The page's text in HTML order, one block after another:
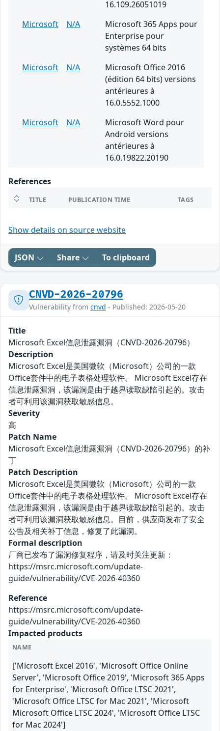
16.109.26051019
Microsoft
N/A
Microsoft 365 Apps pour
Enterprise pour
systèmes 64 bits
Microsoft
N/A
Microsoft Office 2016
(édition 64 bits) versions
antérieures à
16.0.5552.1000
Microsoft
N/A
Microsoft Word pour
Android versions
antérieures à
16.0.19822.20190
References
TITLE PUBLICATION TIME TAGS
Show details on source website
JSON Share To clipboard
CNVD-2026-20796
Vulnerability from cnvd - Published: 2026-05-20
Title
Microsoft Excel信息泄露漏洞（CNVD-2026-20796）
Description
Microsoft Excel是美国微软（Microsoft）公司的一款
Office套件中的电子表格处理软件。 Microsoft Excel存在
信息泄露漏洞，该漏洞是由于越界读取缺陷引起的。攻击
者可利用该漏洞获取敏感信息。
Severity
高
Patch Name
Microsoft Excel信息泄露漏洞（CNVD-2026-20796）的补
丁
Patch Description
Microsoft Excel是美国微软（Microsoft）公司的一款
Office套件中的电子表格处理软件。 Microsoft Excel存在
信息泄露漏洞，该漏洞是由于越界读取缺陷引起的。攻击
者可利用该漏洞获取敏感信息。目前，供应商发布了安全
公告及相关补丁信息，修复了此漏洞。
Formal description
厂商已发布了漏洞修复程序，请及时关注更新：
https://msrc.microsoft.com/update-
guide/vulnerability/CVE-2026-40360
Reference
https://msrc.microsoft.com/update-
guide/vulnerability/CVE-2026-40360
Impacted products
NAME
['Microsoft Excel 2016', 'Microsoft Office Online
Server', 'Microsoft Office 2019', 'Microsoft 365 Apps
for Enterprise', 'Microsoft Office LTSC 2021',
'Microsoft Office LTSC for Mac 2021', 'Microsoft
Microsoft Office LTSC 2024', 'Microsoft Office LTSC
for Mac 2024']